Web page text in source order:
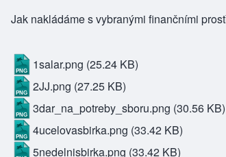
Jak nakládáme s vybranými finančními
1salar.png (25.24 KB)
2JJ.png (27.25 KB)
3dar_na_potreby_sboru.png (30.56 KB)
4ucelovasbirka.png (33.42 KB)
5nedelnisbirka.png (33.42 KB)